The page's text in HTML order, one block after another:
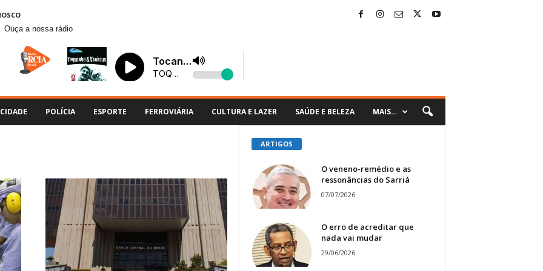
Ouça a nossa rádio
CIDADE POLÍCIA ESPORTE FERROVIÁRIA CULTURA E LAZER SAÚDE E BELEZA MAIS…
ARTIGOS
O veneno-remédio e as
ressonâncias do Sarriá
07/07/2026
O erro de acreditar que
nada vai mudar
29/06/2026